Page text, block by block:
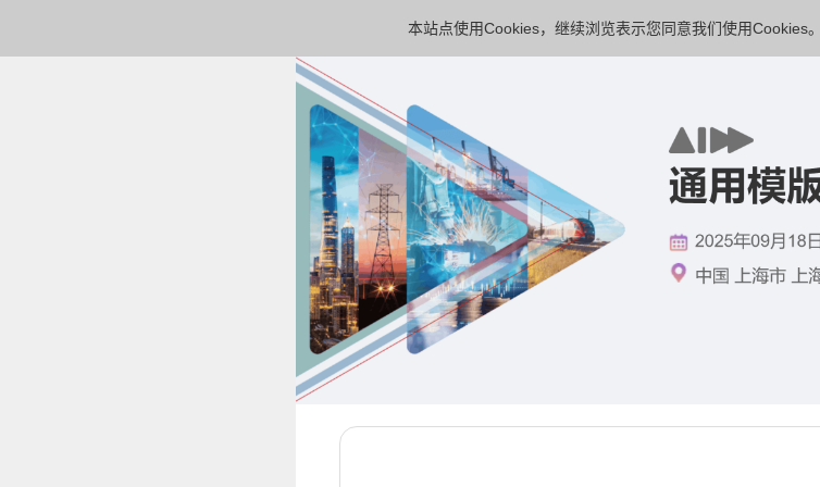
本站点使用Cookies，继续浏览表示您同意我们使用Cookies。